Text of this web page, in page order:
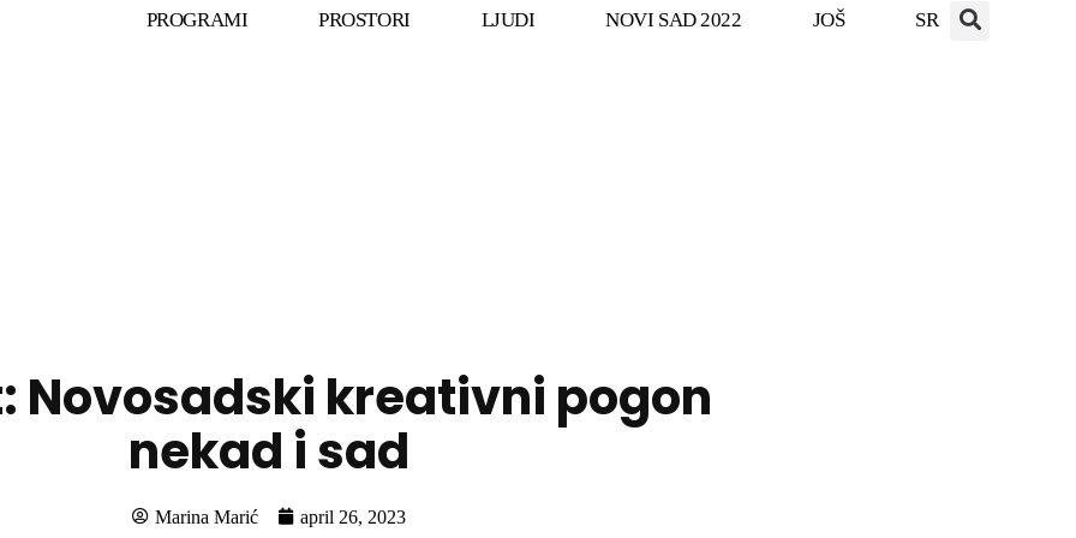
PROGRAMI PROSTORI LJUDI NOVI SAD 2022 JOŠ SR
Novosadski kreativni pogon
nekad i sad
Marina Marić april 26, 2023